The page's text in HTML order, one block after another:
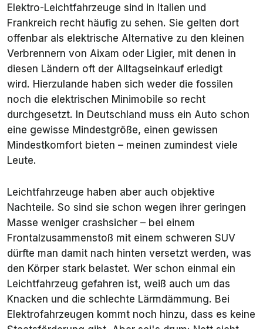
Elektro-Leichtfahrzeuge sind in Italien und
Frankreich recht häufig zu sehen. Sie gelten dort
offenbar als elektrische Alternative zu den kleinen
Verbrennern von Aixam oder Ligier, mit denen in
diesen Ländern oft der Alltagseinkauf erledigt
wird. Hierzulande haben sich weder die fossilen
noch die elektrischen Minimobile so recht
durchgesetzt. In Deutschland muss ein Auto schon
eine gewisse Mindestgröße, einen gewissen
Mindestkomfort bieten – meinen zumindest viele
Leute.
Leichtfahrzeuge haben aber auch objektive
Nachteile. So sind sie schon wegen ihrer geringen
Masse weniger crashsicher – bei einem
Frontalzusammenstoß mit einem schweren SUV
dürfte man damit nach hinten versetzt werden, was
den Körper stark belastet. Wer schon einmal ein
Leichtfahrzeug gefahren ist, weiß auch um das
Knacken und die schlechte Lärmdämmung. Bei
Elektrofahrzeugen kommt noch hinzu, dass es keine